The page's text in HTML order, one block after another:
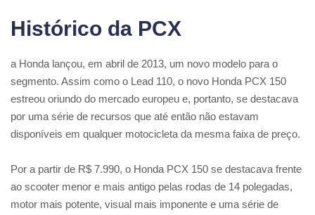
Histórico da PCX
a Honda lançou, em abril de 2013, um novo modelo para o
segmento. Assim como o Lead 110, o novo Honda PCX 150
estreou oriundo do mercado europeu e, portanto, se destacava
por uma série de recursos que até então não estavam
disponíveis em qualquer motocicleta da mesma faixa de preço.
Por a partir de R$ 7.990, o Honda PCX 150 se destacava frente
ao scooter menor e mais antigo pelas rodas de 14 polegadas,
motor mais potente, visual mais imponente e uma série de